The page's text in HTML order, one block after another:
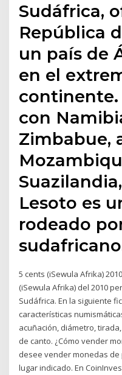
Sudáfrica,
República
un país de
en el
con
Zimbabue,
Lesoto es
rodeado
5 cents (iSewula Afrika)
(iSewula Afrika) del 2010
Sudáfrica. En la siguiente
características
acuñación, diámetro,
de canto. ¿Cómo vender
desee vender monedas
lugar indicado. En